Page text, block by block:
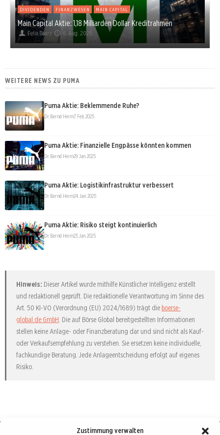
Zustimmung verwalten
DIVIDENDEN FINANZWESEN MAIN CAPITAL
Main Capital Aktie: 1,18 Milliarden Dollar Kreditrahmen
Felix Baarz 6. Aug. 2026
WEITERE NEWS ZU PUMA
Puma Aktie: Beklemmende Ruhe?
Dr. Bernd Heim7. Feb. 2025
Puma Aktie: Finanzielle Engpässe könnten kommen
Dr. Bernd Heim29. Jan. 2025
Puma Aktie: Logistikinfrastruktur verbessert
Dr. Bernd Heim24. Jan. 2025
Puma Aktie: Risiko steigt kontinuierlich
Dr. Bernd Heim23. Jan. 2025
Hinweis: Dieser Artikel wurde mithilfe Künstlicher Intelligenz erstellt
und redaktionell geprüft. Die redaktionelle Verantwortung im Sinne des
Art. 50 KI-VO (Verordnung (EU) 2024/1689) trägt die boerse-
global.de GmbH. Die auf Börse Global bereitgestellten Informationen
stellen keine Anlage- oder Finanzberatung dar und sind nicht als Kauf-
oder Verkaufsempfehlung zu verstehen. Sie ersetzen keine individuelle,
fachkundige Beratung. Jede Anlageentscheidung erfolgt auf eigenes
Risiko.